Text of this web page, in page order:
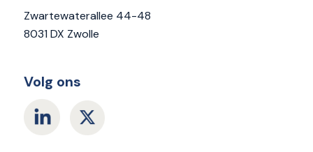
Zwartewaterallee 44-48
8031 DX Zwolle
Volg ons